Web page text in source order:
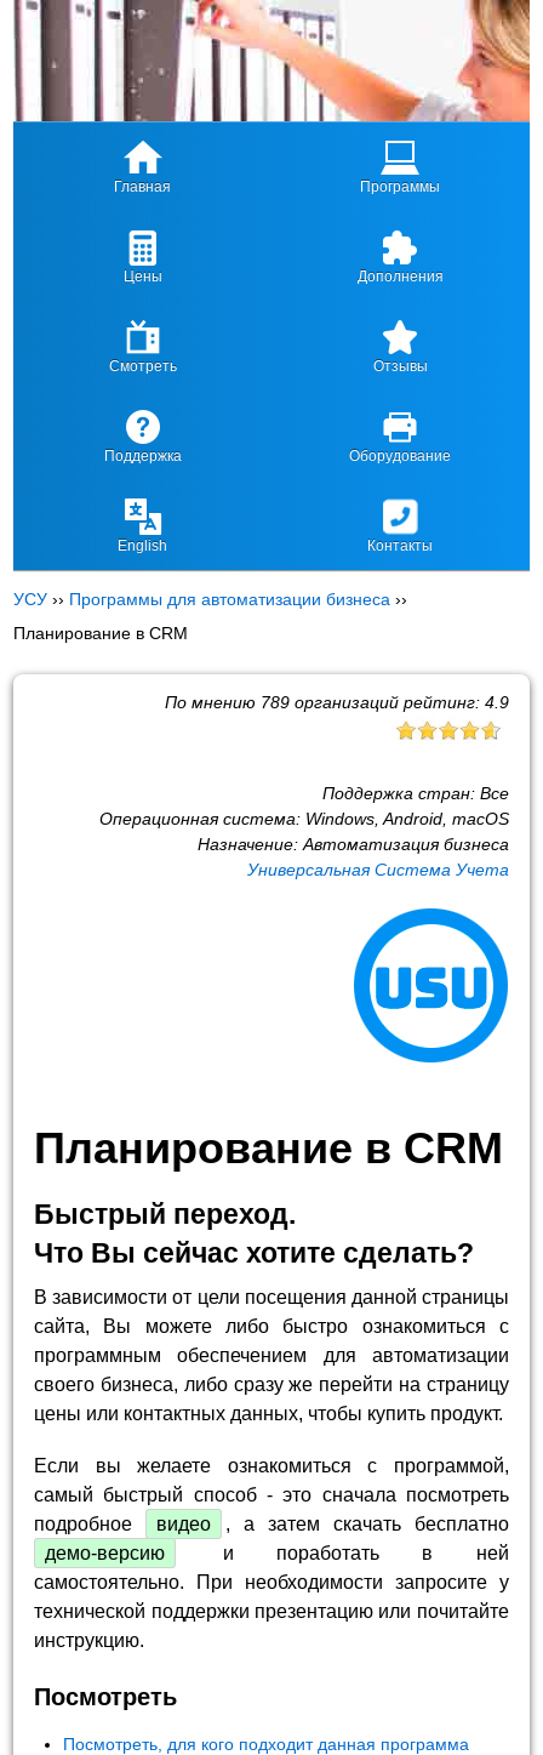
Главная Программы
Цены Дополнения
Смотреть Отзывы
Поддержка Оборудование
English Контакты
УСУ ›› Программы для автоматизации бизнеса ››
Планирование в CRM
По мнению 789организаций рейтинг: 4.9
Поддержка стран: Все
Операционная система: Windows, Android, macOS
Назначение: Автоматизация бизнеса
Универсальная Система Учета
Планирование в CRM
Быстрый переход.
Что Вы сейчас хотите сделать?
В зависимости от цели посещения данной страницы
сайта, Вы можете либо быстро ознакомиться с
программным обеспечением для автоматизации
своего бизнеса, либо сразу же перейти на страницу
цены или контактных данных, чтобы купить продукт.
Если вы желаете ознакомиться с программой,
самый быстрый способ - это сначала посмотреть
подробное
видео
, а затем скачать бесплатно
демо-версию
и поработать в ней
самостоятельно. При необходимости запросите у
технической поддержки презентацию или почитайте
инструкцию.
Посмотреть
Посмотреть, для кого подходит данная программа